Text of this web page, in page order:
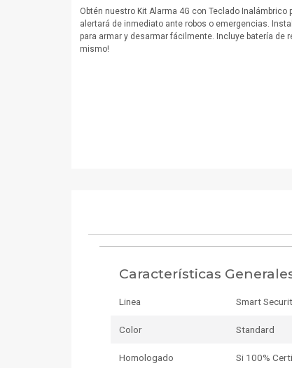
Obtén nuestro Kit Alarma 4G con Teclado Inalámbrico
alertará de inmediato ante robos o emergencias.
para armar y desarmar fácilmente. Incluye batería de
mismo!
Características
Linea Smart
Color Standard
Homologado Si 100%